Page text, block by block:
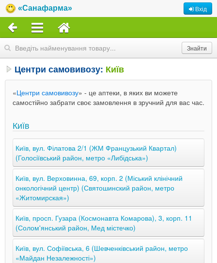
«Санафарма» Вхід
Центри самовивозу: Київ
«Центри самовивозу» - це аптеки, в яких ви можете
самостійно забрати своє замовлення в зручний для вас час.
Київ
Київ, вул. Філатова 2/1 (ЖМ Французький Квартал)
(Голосіївський район, метро «Либідська»)
Київ, вул. Верховинна, 69, корп. 2 (Міський клінічний
онкологічний центр) (Святошинский район, метро
«Житомирская»)
Київ, просп. Гузара (Космонавта Комарова), 3, корп. 11
(Солом'янський район, Мед містечко)
Київ, вул. Софіївська, 6 (Шевченківський район, метро
«Майдан Незалежності»)